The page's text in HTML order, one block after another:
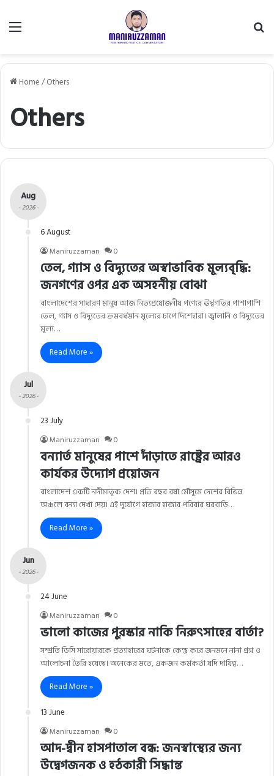
Menu
Home/Others
Others
Aug
- 2026 -
6 August
Maniruzzaman 0
তেল, গ্যাস ও বিদ্যুতের অস্বাভাবিক মূল্যবৃদ্ধি:
জনগণের ওপর এক অসহনীয় বোঝা
বাংলাদেশের সাধারণ মানুষ আজ নিত্যপ্রয়োজনীয় পণ্যের ঊর্ধ্বগতির পাশাপাশি
তেল, গ্যাস ও বিদ্যুতের ক্রমবর্ধমান মূল্যের চাপে দিশেহারা। জ্বালানি ও বিদ্যুতের
মূল্য…
Read More »
Jul
- 2026 -
23 July
Maniruzzaman 0
বন্যার্ত মানুষের পাশে দাঁড়াতে রাষ্ট্রের আরও
কার্যকর উদ্যোগ প্রয়োজন
বাংলাদেশ একটি নদীমাতৃক দেশ। প্রতি বছর বর্ষা মৌসুমে দেশের বিভিন্ন
অঞ্চলে বন্যা দেখা দেয়। এই দুর্যোগে হাজার হাজার পরিবার ঘরবাড়ি…
Read More »
Jun
- 2026 -
24 June
Maniruzzaman 0
ভালো কাজের পুরস্কার নাকি নিরুৎসাহের বার্তা?
সম্প্রতি ডিসি সারোয়ারকে প্রত্যাহারের ঘটনাকে কেন্দ্র করে জনমনে নানা প্রশ্ন ও
আলোচনা তৈরি হয়েছে। অনেকের মতে, একজন কর্মকর্তা যদি দায়িত্ব…
Read More »
13 June
Maniruzzaman 0
আদ-দ্বীন হাসপাতাল বন্ধ: জনস্বাস্থ্যের জন্য
উদ্বেগজনক ও হঠকারী সিদ্ধান্ত